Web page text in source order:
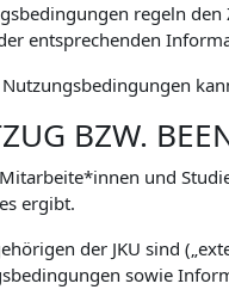
regeln
entsprechenden
BZW.
und
ergibt.
der JKU sind
sowie